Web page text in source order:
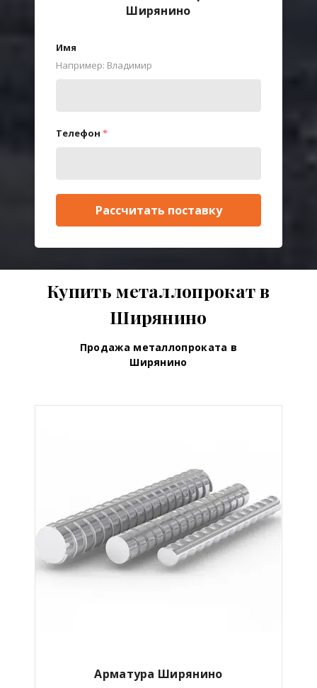
Ширянино
Имя
Например: Владимир
Телефон *
Рассчитать поставку
Купить металлопрокат в
Ширянино
Продажа металлопроката в
Ширянино
Арматура Ширянино